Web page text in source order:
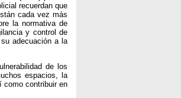
recuerdan que
cada vez más
la normativa de
y control de
adecuación a la
de los
espacios, la
como contribuir en